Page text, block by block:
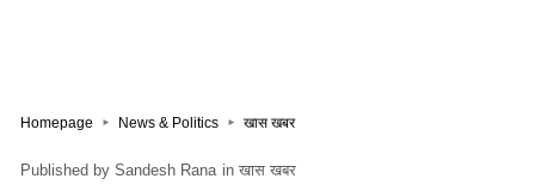
Homepage News & Politics खास खबर
Sandesh Rana in खास खबर